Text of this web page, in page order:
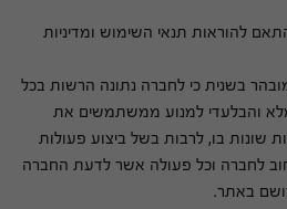
להוראות תנאי השימוש ומדיניות
בשנית כי לחברה נתונה הרשות בכל
והבלעדי למנוע ממשתמשים את
שונות בו, לרבות בשל ביצוע פעולות
לחברה וכל פעולה אשר לדעת החברה
באתר.